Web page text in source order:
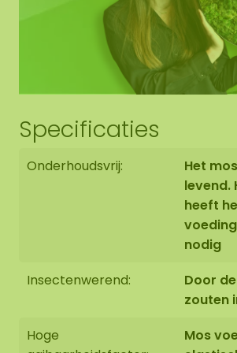
optioneel een akoestische plaat
hexagon verwerken voor een
geluidsabsorptie. Dit zorgt voor
geluidsopname! De hexagons
ophangogen, zodat je hem zelf
Randafwerking
De kopse zijde van het onder
rand van het mos werken we
Specificaties
Onderhoudsvrij:
Het
levend.
heeft
nodig
Insectenwerend:
Door
zouten
Hoge
Mos